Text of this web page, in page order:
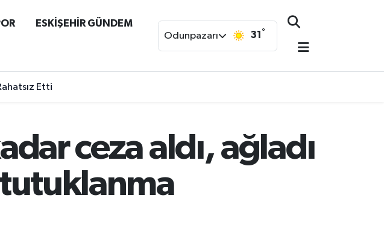
ESKİŞEHİR GÜNDEM
Odunpazarı 31 °
Etti
ceza aldı, ağladı
tutuklanma